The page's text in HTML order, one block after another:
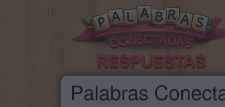
Palabras